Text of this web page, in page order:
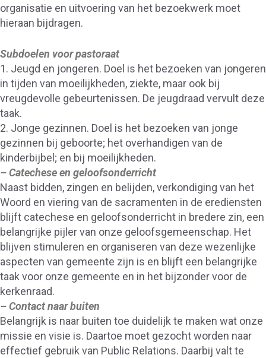
organisatie en uitvoering van het bezoekwerk moet
hieraan bijdragen.
Subdoelen voor pastoraat
1. Jeugd en jongeren. Doel is het bezoeken van jongeren
in tijden van moeilijkheden, ziekte, maar ook bij
vreugdevolle gebeurtenissen. De jeugdraad vervult deze
taak.
2. Jonge gezinnen. Doel is het bezoeken van jonge
gezinnen bij geboorte; het overhandigen van de
kinderbijbel; en bij moeilijkheden.
– Catechese en geloofsonderricht
Naast bidden, zingen en belijden, verkondiging van het
Woord en viering van de sacramenten in de erediensten
blijft catechese en geloofsonderricht in bredere zin, een
belangrijke pijler van onze geloofsgemeenschap. Het
blijven stimuleren en organiseren van deze wezenlijke
aspecten van gemeente zijn is en blijft een belangrijke
taak voor onze gemeente en in het bijzonder voor de
kerkenraad.
– Contact naar buiten
Belangrijk is naar buiten toe duidelijk te maken wat onze
missie en visie is. Daartoe moet gezocht worden naar
effectief gebruik van Public Relations. Daarbij valt te